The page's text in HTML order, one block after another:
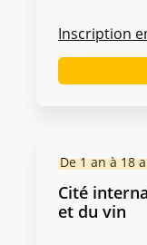
Inscription
De 1 an à 18
Cité
et du vin